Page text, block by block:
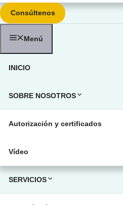
Consúltenos
Menú
INICIO
SOBRE NOSOTROS
Autorización y certificados
Vídeo
SERVICIOS